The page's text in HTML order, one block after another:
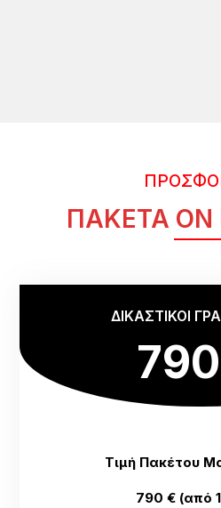
ΠΑΚΕΤΑ ON
ΔΙΚΑΣΤΙΚΟΙ
Τιμή Πακέτου
790 € (από